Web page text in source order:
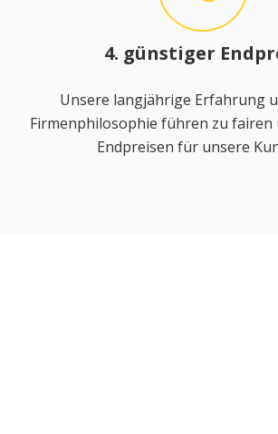
4. günstiger
Unsere langjährige Erfahrung
Firmenphilosophie führen zu fairen
Endpreisen für unsere